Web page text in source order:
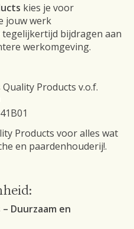
kies je voor
jouw werk
bijdragen aan
werkomgeving.
Products v.o.f.
Products voor alles wat
en paardenhouderij!.
Duurzaam en